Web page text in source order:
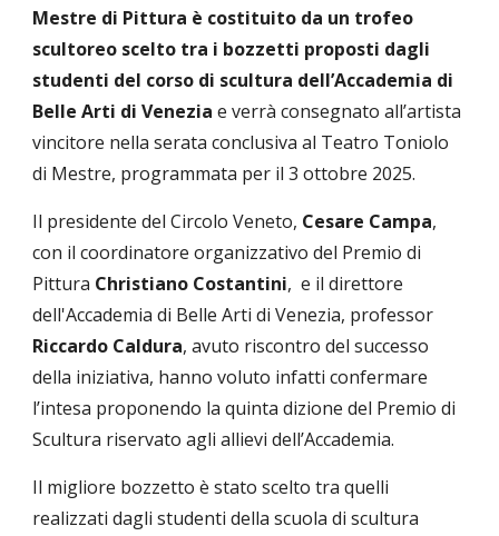
Mestre di Pittura è costituito da un trofeo
scultoreo scelto tra i bozzetti proposti dagli
studenti del corso di scultura dell’Accademia di
Belle Arti di Venezia e verrà consegnato all’artista
vincitore nella serata conclusiva al Teatro Toniolo
di Mestre, programmata per il 3 ottobre 2025.
Il presidente del Circolo Veneto, Cesare Campa,
con il coordinatore organizzativo del Premio di
Pittura Christiano Costantini, e il direttore
dell'Accademia di Belle Arti di Venezia, professor
Riccardo Caldura, avuto riscontro del successo
della iniziativa, hanno voluto infatti confermare
l’intesa proponendo la quinta dizione del Premio di
Scultura riservato agli allievi dell’Accademia.
Il migliore bozzetto è stato scelto tra quelli
realizzati dagli studenti della scuola di scultura